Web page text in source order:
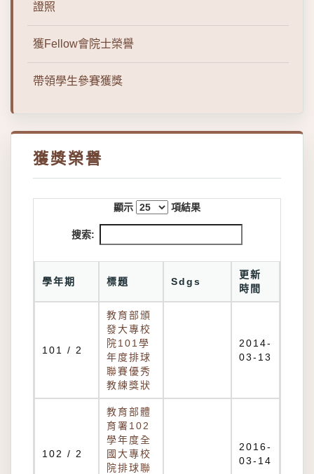
證照
獲Fellow會院士榮譽
帶領學生參賽獲獎
獲獎榮譽
顯示 項結果
搜索:
學年期 標題 Sdgs
更新
時間
101 / 2
教育部頒
發大專校
院101學
年度排球
聯賽優秀
教練獎狀
2014-
03-13
102 / 2
教育部體
育署102
學年度全
國大專校
院排球聯
2016-
03-14